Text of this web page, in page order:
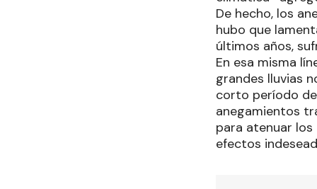
De hecho, los
hubo que
últimos años,
En esa misma
grandes lluvias
corto período
anegamientos
para atenuar
efectos